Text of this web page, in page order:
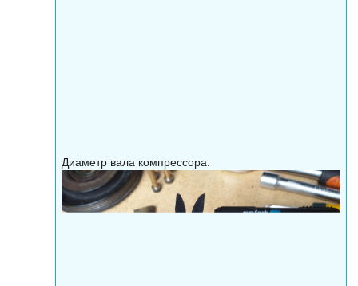
Диаметр вала компрессора.